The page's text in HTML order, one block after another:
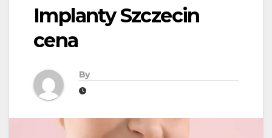
Implanty Szczecin
cena
By